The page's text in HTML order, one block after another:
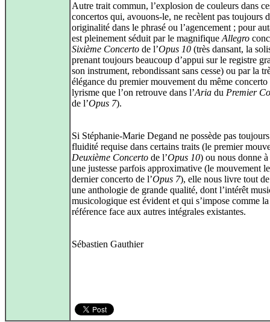
Autre trait commun, l’explosion de couleurs dans
concertos qui, avouons‑le, ne recèlent pas toujours
originalité dans le phrasé ou l’agencement ; pour
est pleinement séduit par le magnifique Allegro
Sixième Concerto de l’Opus 10 (très dansant, la
prenant toujours beaucoup d’appui sur le registre
son instrument, rebondissant sans cesse) ou par la
élégance du premier mouvement du même concerto
lyrisme que l’on retrouve dans l’Aria du Premier
de l’Opus 7).
Si Stéphanie-Marie Degand ne possède pas
fluidité requise dans certains traits (le premier
Deuxième Concerto de l’Opus 10) ou nous donne
une justesse parfois approximative (le mouvement
dernier concerto de l’Opus 7), elle nous livre tout
une anthologie de grande qualité, dont l’intérêt
musicologique est évident et qui s’impose comme
référence face aux autres intégrales existantes.
Sébastien Gauthier